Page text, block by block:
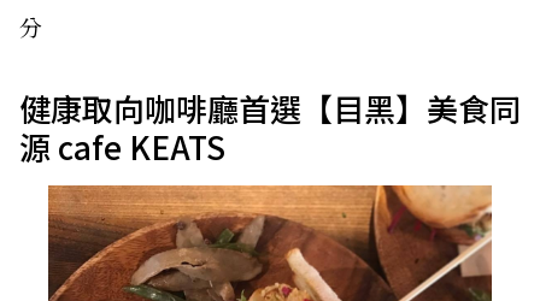
分
健康取向咖啡廳首選【目黑】美食同
源 cafe KEATS